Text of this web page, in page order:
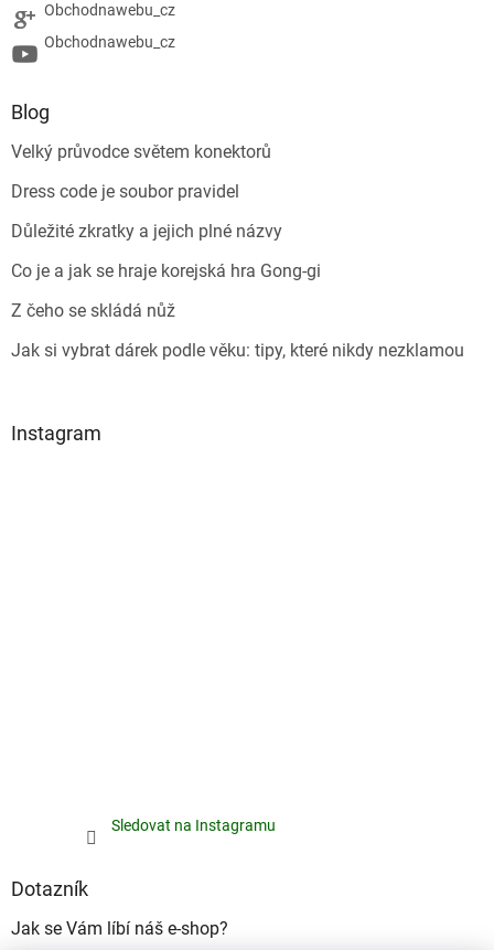
Obchodnawebu_cz
Obchodnawebu_cz
Blog
Velký průvodce světem konektorů
Dress code je soubor pravidel
Důležité zkratky a jejich plné názvy
Co je a jak se hraje korejská hra Gong-gi
Z čeho se skládá nůž
Jak si vybrat dárek podle věku: tipy, které nikdy nezklamou
Instagram
Sledovat na Instagramu
Dotazník
Jak se Vám líbí náš e-shop?